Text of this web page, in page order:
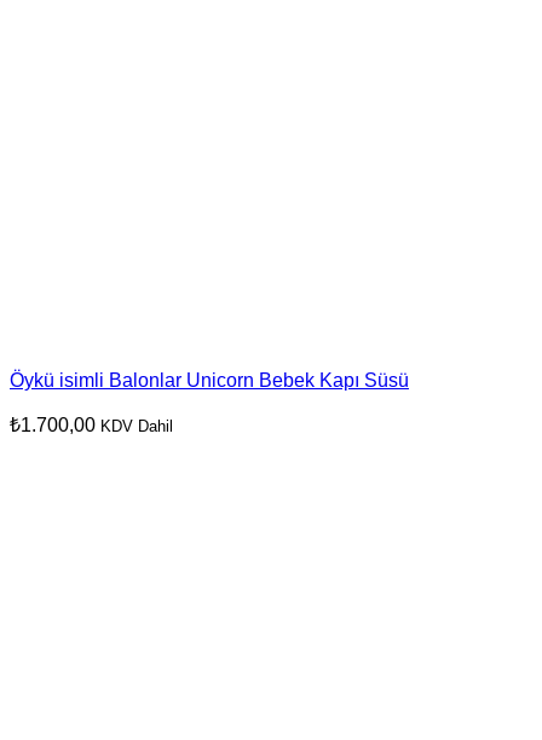
Öykü isimli Balonlar Unicorn Bebek Kapı Süsü
₺1.700,00 KDV Dahil